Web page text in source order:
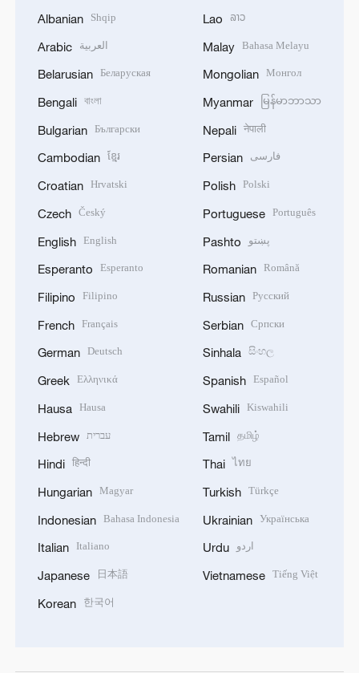
Albanian Shqip
Arabic العربية
Belarusian Беларуская
Bengali বাংলা
Bulgarian Български
Cambodian ខ្មែរ
Croatian Hrvatski
Czech Český
English English
Esperanto Esperanto
Filipino Filipino
French Français
German Deutsch
Greek Ελληνικά
Hausa Hausa
Hebrew עברית
Hindi हिन्दी
Hungarian Magyar
Indonesian Bahasa Indonesia
Italian Italiano
Japanese 日本語
Korean 한국어
Lao ລາວ
Malay Bahasa Melayu
Mongolian Монгол
Myanmar မြန်မာဘာသာ
Nepali नेपाली
Persian فارسی
Polish Polski
Portuguese Português
Pashto پښتو
Romanian Română
Russian Русский
Serbian Српски
Sinhala සිංහල
Spanish Español
Swahili Kiswahili
Tamil தமிழ்
Thai ไทย
Turkish Türkçe
Ukrainian Українська
Urdu اردو
Vietnamese Tiếng Việt